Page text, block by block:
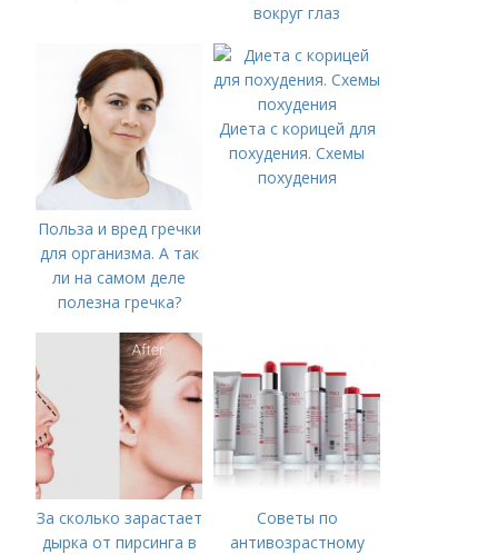
вокруг глаз
Польза и вред гречки
для организма. А так
ли на самом деле
полезна гречка?
Диета с корицей для
похудения. Схемы
похудения
За сколько зарастает
дырка от пирсинга в
Советы по
антивозрастному